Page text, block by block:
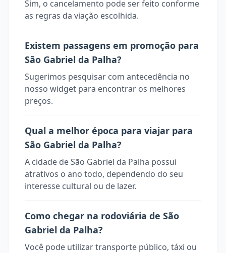
Sim, o cancelamento pode ser feito conforme
as regras da viação escolhida.
Existem passagens em promoção para
São Gabriel da Palha?
Sugerimos pesquisar com antecedência no
nosso widget para encontrar os melhores
preços.
Qual a melhor época para viajar para
São Gabriel da Palha?
A cidade de São Gabriel da Palha possui
atrativos o ano todo, dependendo do seu
interesse cultural ou de lazer.
Como chegar na rodoviária de São
Gabriel da Palha?
Você pode utilizar transporte público, táxi ou